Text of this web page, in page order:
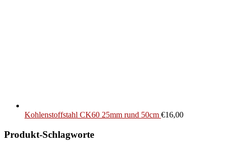
Kohlenstoffstahl CK60 25mm rund 50cm €16,00
Produkt-Schlagworte